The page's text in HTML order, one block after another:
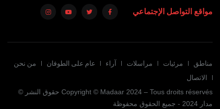
مواقع التواصل الإجتماعي
مناطق مرئيات مراسلات آراء عام على الطوفان
من نحن
الاتصال
Copyright © Madaar 2024 – Tous droits réservés حقوق النشر ©
مدار 2024 - جميع الحقوق محفوظة